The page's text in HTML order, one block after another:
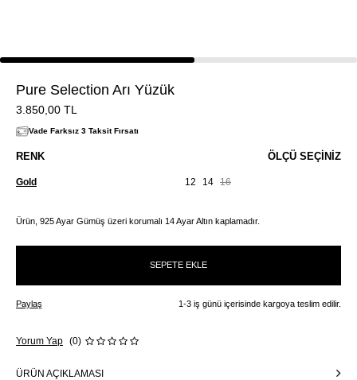
Pure Selection Arı Yüzük
3.850,00 TL
Vade Farksız 3 Taksit Fırsatı
Ürün, 925 Ayar Gümüş üzeri korumalı 14 Ayar Altın kaplamadır.
RENK
Gold
ÖLÇÜ SEÇINIZ
12 14 16
SEPETE EKLE
Paylaş 1-3 iş günü içerisinde kargoya teslim edilir.
Yorum Yap (0)
ÜRÜN AÇIKLAMASI